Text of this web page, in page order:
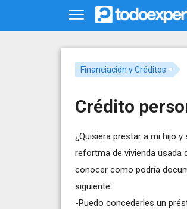
Financiación y Créditos
Crédito
¿Quisiera prestar a mi hijo
refortma de vivienda usada
conocer como podría
siguiente:
-Puedo concederles un